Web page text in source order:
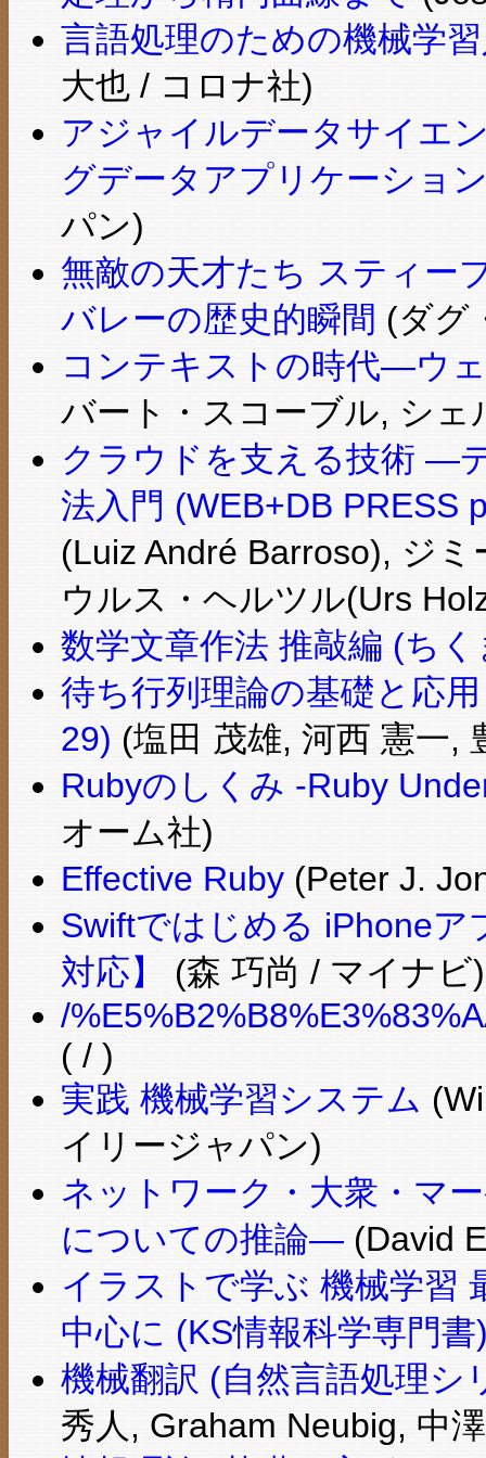
言語処理のための機械学
大也 / コロナ社)
アジャイルデータサイエ
グデータアプリケーショ
パン)
無敵の天才たち スティー
バレーの歴史的瞬間 (ダグ
コンテキストの時代―ウ
バート・スコーブル, シェ
クラウドを支える技術 ―
法入門 (WEB+DB PRESS
(Luiz André Barroso), ジ
ウルス・ヘルツル(Urs
数学文章作法 推敲編 (ち
待ち行列理論の基礎と応
29) (塩田 茂雄, 河西 憲一,
Rubyのしくみ -Ruby
オーム社)
Effective Ruby(Peter J.
Swiftではじめる iPhoneア
対応】
(森 巧尚 / マイナビ)
/
( / )
実践 機械学習システム
イリージャパン)
ネットワーク・大衆・マ
についての推論―(David
イラストで学ぶ 機械学習
中心に (KS情報科学専門書
機械翻訳 (自然言語処理シ
秀人, Graham Neubig, 中